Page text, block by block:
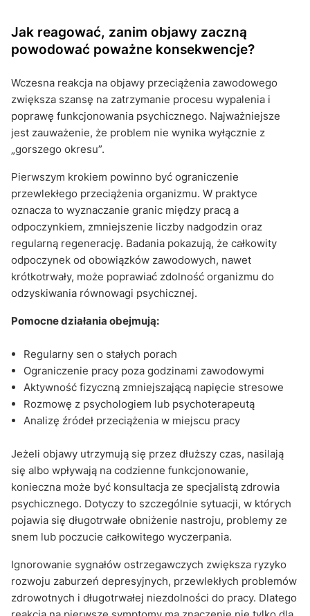
Jak reagować, zanim objawy zaczną
powodować poważne konsekwencje?
Wczesna reakcja na objawy przeciążenia zawodowego
zwiększa szansę na zatrzymanie procesu wypalenia i
poprawę funkcjonowania psychicznego. Najważniejsze
jest zauważenie, że problem nie wynika wyłącznie z
„gorszego okresu”.
Pierwszym krokiem powinno być ograniczenie
przewlekłego przeciążenia organizmu. W praktyce
oznacza to wyznaczanie granic między pracą a
odpoczynkiem, zmniejszenie liczby nadgodzin oraz
regularną regenerację. Badania pokazują, że całkowity
odpoczynek od obowiązków zawodowych, nawet
krótkotrwały, może poprawiać zdolność organizmu do
odzyskiwania równowagi psychicznej.
Pomocne działania obejmują:
Regularny sen o stałych porach
Ograniczenie pracy poza godzinami zawodowymi
Aktywność fizyczną zmniejszającą napięcie stresowe
Rozmowę z psychologiem lub psychoterapeutą
Analizę źródeł przeciążenia w miejscu pracy
Jeżeli objawy utrzymują się przez dłuższy czas, nasilają
się albo wpływają na codzienne funkcjonowanie,
konieczna może być konsultacja ze specjalistą zdrowia
psychicznego. Dotyczy to szczególnie sytuacji, w których
pojawia się długotrwałe obniżenie nastroju, problemy ze
snem lub poczucie całkowitego wyczerpania.
Ignorowanie sygnałów ostrzegawczych zwiększa ryzyko
rozwoju zaburzeń depresyjnych, przewlekłych problemów
zdrowotnych i długotrwałej niezdolności do pracy. Dlatego